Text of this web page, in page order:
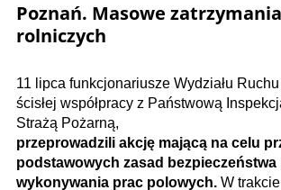
Poznań. Masowe
rolniczych
11 lipca funkcjonariusze Wydziału
ścisłej współpracy z Państwową
Strażą Pożarną,
przeprowadzili akcję mającą na celu
podstawowych zasad bezpieczeństwa
wykonywania prac polowych. W